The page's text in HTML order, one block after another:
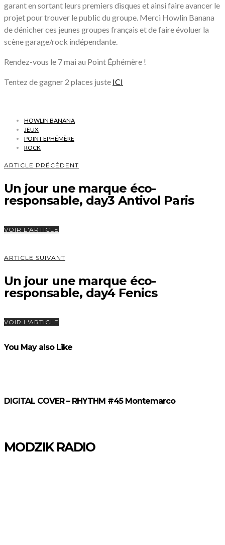
garant en sortant leurs premiers disques et ainsi faire avancer le
projet pour trouver le public du groupe. Merci Howlin Banana
de dénicher ces jeunes groupes français et de faire évoluer la
scène garage/rock indépendante.
Rendez-vous le 7 mai au Point Éphémère !
Tentez de gagner 2 places juste ICI
HOWLIN BANANA
JEUX
POINT EPHÉMÈRE
ROCK
ARTICLE PRÉCÉDENT
Un jour une marque éco-
responsable, day3 Antivol Paris
VOIR L'ARTICLE
ARTICLE SUIVANT
Un jour une marque éco-
responsable, day4 Fenics
VOIR L'ARTICLE
You May also Like
DIGITAL COVER – RHYTHM #45 Montemarco
MODZIK RADIO